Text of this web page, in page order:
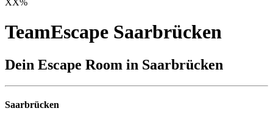
XX%
TeamEscape Saarbrücken
Dein Escape Room in Saarbrücken
Saarbrücken